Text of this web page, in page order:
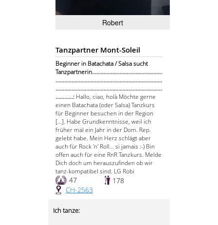
Robert
Tanzpartner Mont-Soleil
Beginner in Batachata / Salsa sucht
Tanzpartnerin................................................
.........................................................................
.........................................................................
............: Hallo, ciao, holà Möchte gerne
einen Batachata (oder Salsa) Tanzkurs
für Beginner besuchen in der Region
[...]. Habe Grundkenntnisse, weil ich
früher mal ein Jahr in der Dom. Rep.
gelebt habe. Mein Herz schlägt aber
auch für Rock 'n' Roll... si jamais :-) Bin
offen auch für eine RnR Tanzkurs. Melde
Dich doch um herauszufinden ob wir
tanz-kompatibel sind. LG Robi
47
178
CH-2563
Ich tanze: